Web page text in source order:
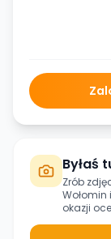
Byłaś
Zrób
Wołomin
okazji